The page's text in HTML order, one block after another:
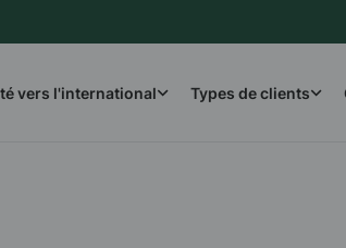
vers l'international Types de clients